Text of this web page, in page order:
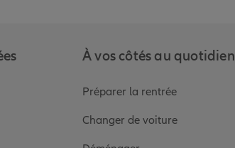
À vos côtés au quotidien
Préparer la rentrée
Changer de voiture